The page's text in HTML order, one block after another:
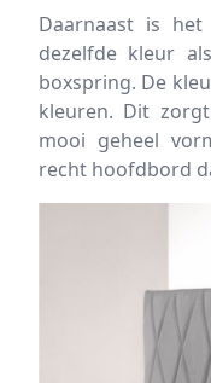
Daarnaast is
dezelfde kleur
boxspring. De
kleuren. Dit
mooi geheel
recht hoofdbord